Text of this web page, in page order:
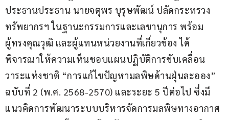
ประธานประธาน นายจตุพร บุรุษพัฒน์ ปลัดกระทรวง
ทรัพยากรฯ ในฐานะกรรมการและเลขานุการ พร้อม
ผู้ทรงคุณวุฒิ และผู้แทนหน่วยงานที่เกี่ยวข้อง ได้
พิจารณาให้ความเห็นชอบแผนปฏิบัติการขับเคลื่อน
วาระแห่งชาติ “การแก้ไขปัญหามลพิษด้านฝุ่นละออง”
ฉบับที่ 2 (พ.ศ. 2568-2570) และระยะ 5 ปีต่อไป ซึ่งมี
แนวคิดการพัฒนาระบบบริหารจัดการมลพิษทางอากาศ